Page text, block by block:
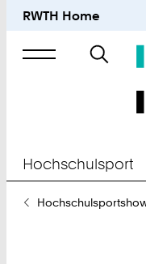
RWTH Home
Suche
nach
Hochschulsport
Sie